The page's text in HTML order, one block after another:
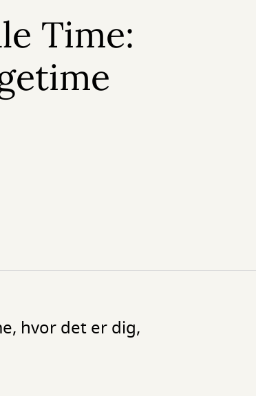
Time:
hvor det er dig,